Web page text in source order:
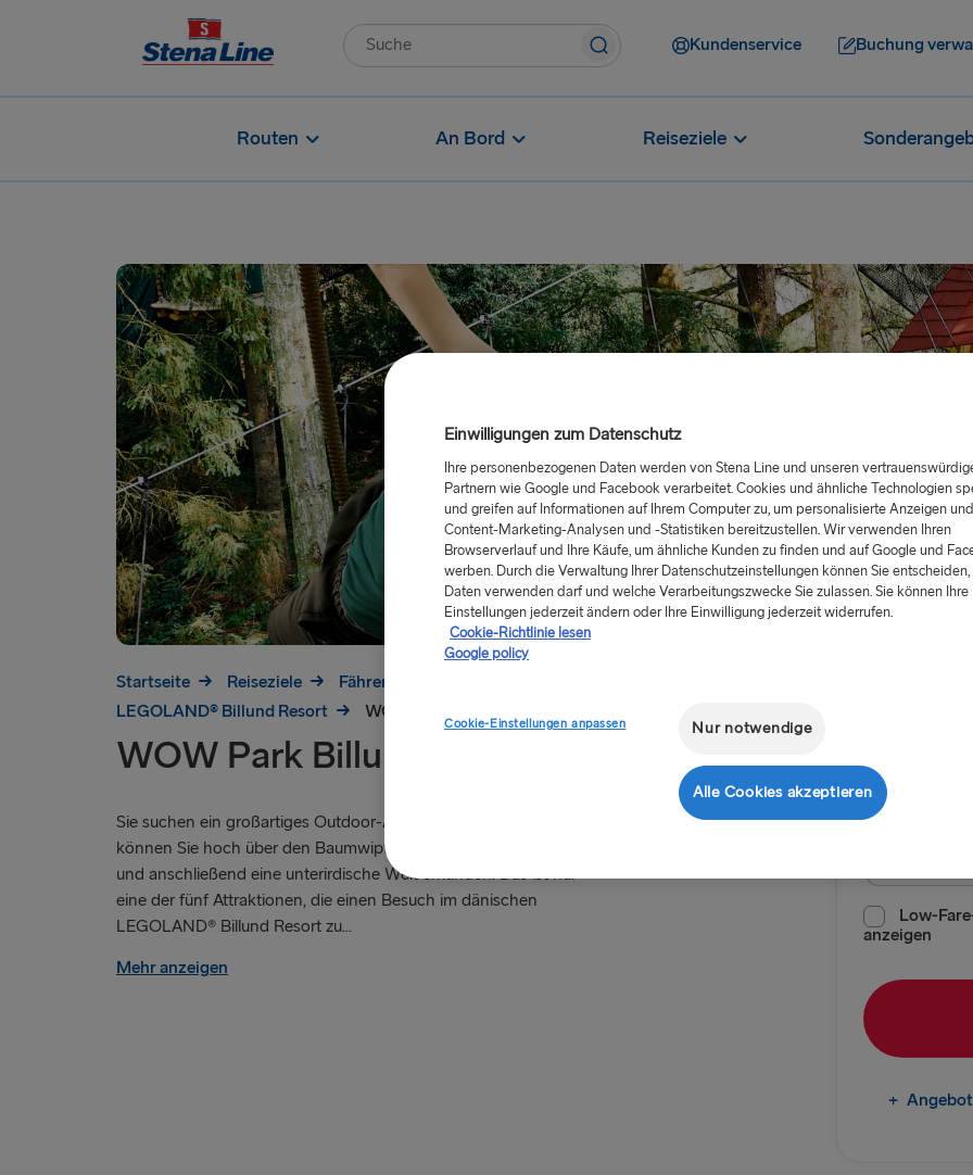
Kundenservice Buchung
Routen An Bord Reiseziele
Startseite Reiseziele
Fähren nach Dänemark
LEGOLAND® Billund Resort
WOW Park Billund
WOW Park Billund
Sie suchen ein großartiges Outdoor-Abenteuer? Im WOW Park
können Sie hoch über den Baumwipfeln durch die Lüfte gleiten
und anschließend eine unterirdische Welt erkunden. Das ist nur
eine der fünf Attraktionen, die einen Besuch im dänischen
LEGOLAND® Billund Resort zu...
Mehr anzeigen
Sparen
Rostock →
Göteborg →
Trelleborg
Low-
anzeigen
+
Einwilligungen zum Datenschutz
Ihre personenbezogenen Daten werden von Stena Line und unseren
Partnern wie Google und Facebook verarbeitet. Cookies und ähnliche Technologien
und greifen auf Informationen auf Ihrem Computer zu, um personalisierte Anzeigen und
Content-Marketing-Analysen und -Statistiken bereitzustellen. Wir verwenden Ihren
Browserverlauf und Ihre Käufe, um ähnliche Kunden zu finden und auf Google und
werben. Durch die Verwaltung Ihrer Datenschutzeinstellungen können Sie entscheiden,
Daten verwenden darf und welche Verarbeitungszwecke Sie zulassen. Sie können Ihre
Einstellungen jederzeit ändern oder Ihre Einwilligung jederzeit widerrufen.
Cookie-Richtlinie lesen
Google policy
Cookie-Einstellungen anpassen Nur notwendige
Alle Cookies akzeptieren